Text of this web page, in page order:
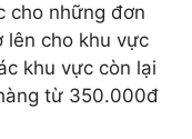
cho những đơn
cho khu vực
khu vực còn lại
từ 350.000đ